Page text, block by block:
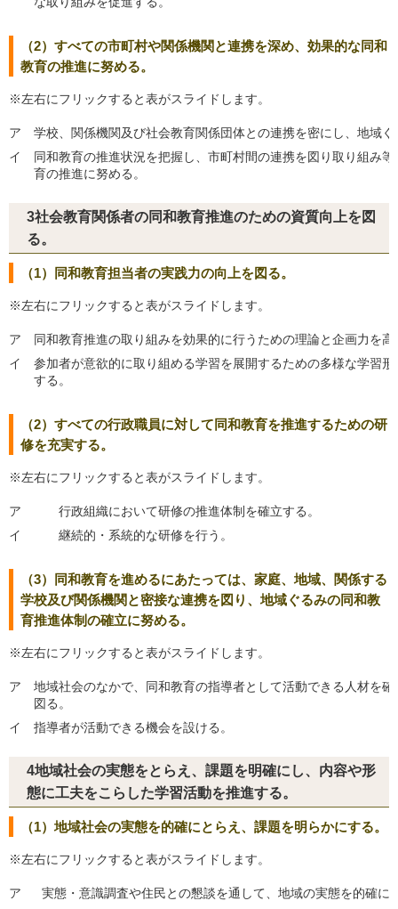
（2）すべての市町村や関係機関と連携を深め、効果的な同和
教育の推進に努める。
※左右にフリックすると表がスライドします。
ア
学校、関係機関及び社会教育関係団体との連携を密にし、地域
イ
同和教育の推進状況を把握し、市町村間の連携を図り取り組み
育の推進に努める。
3社会教育関係者の同和教育推進のための資質向上を図
る。
（1）同和教育担当者の実践力の向上を図る。
※左右にフリックすると表がスライドします。
ア
同和教育推進の取り組みを効果的に行うための理論と企画力を
イ
参加者が意欲的に取り組める学習を展開するための多様な学習
する。
（2）すべての行政職員に対して同和教育を推進するための研
修を充実する。
※左右にフリックすると表がスライドします。
ア
行政組織において研修の推進体制を確立する。
イ
継続的・系統的な研修を行う。
（3）同和教育を進めるにあたっては、家庭、地域、関係する
学校及び関係機関と密接な連携を図り、地域ぐるみの同和教
育推進体制の確立に努める。
※左右にフリックすると表がスライドします。
ア
地域社会のなかで、同和教育の指導者として活動できる人材を
図る。
イ
指導者が活動できる機会を設ける。
4地域社会の実態をとらえ、課題を明確にし、内容や形
態に工夫をこらした学習活動を推進する。
（1）地域社会の実態を的確にとらえ、課題を明らかにする。
※左右にフリックすると表がスライドします。
ア
実態・意識調査や住民との懇談を通して、地域の実態を的確に